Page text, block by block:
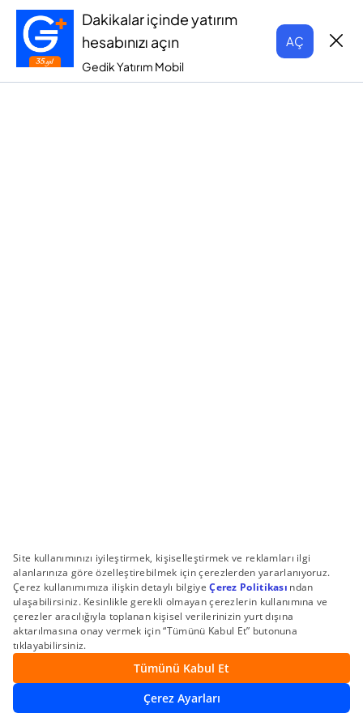
Dakikalar içinde yatırım
hesabınızı açın
Gedik Yatırım Mobil
AÇ